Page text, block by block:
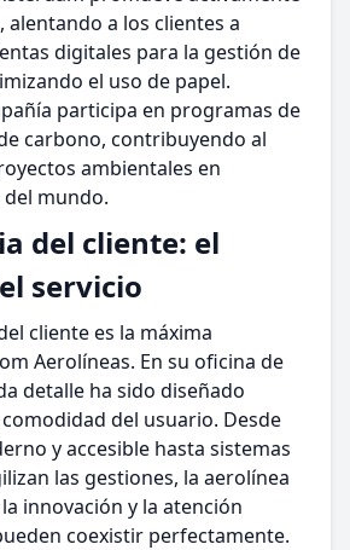
alentando a los clientes a
digitales para la gestión de
el uso de papel.
participa en programas de
carbono, contribuyendo al
ambientales en
mundo.
del cliente: el
servicio
cliente es la máxima
Aerolíneas. En su oficina de
detalle ha sido diseñado
del usuario. Desde
y accesible hasta sistemas
las gestiones, la aerolínea
innovación y la atención
coexistir perfectamente.